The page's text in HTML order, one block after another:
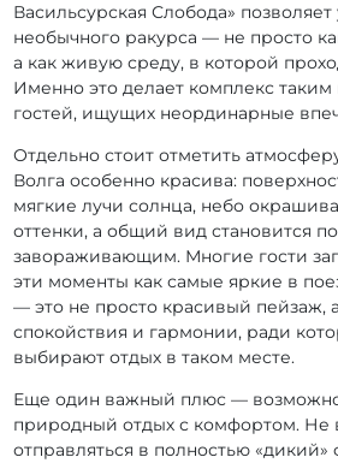
Васильсурская Слобода»
необычного ракурса — не просто
а как живую среду, в которой
Именно это делает комплекс
гостей, ищущих неординарные
Отдельно стоит отметить
Волга особенно красива:
мягкие лучи солнца, небо
оттенки, а общий вид становится
завораживающим. Многие гости
эти моменты как самые яркие в
— это не просто красивый пейзаж,
спокойствия и гармонии, ради
выбирают отдых в таком месте.
Еще один важный плюс —
природный отдых с комфортом. Не
отправляться в полностью «дикий»